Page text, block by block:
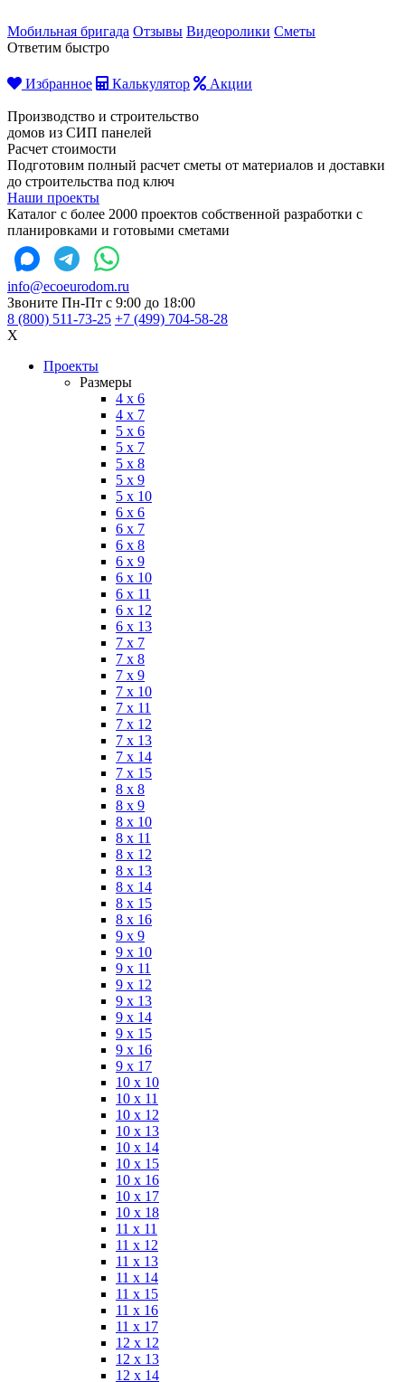
Мобильная бригада Отзывы Видеоролики Сметы
Ответим быстро
Избранное Калькулятор Акции
Производство и строительство
домов из СИП панелей
Расчет стоимости
Подготовим полный расчет сметы от материалов и доставки
до строительства под ключ
Наши проекты
Каталог с более 2000 проектов собственной разработки с
планировками и готовыми сметами
info@ecoeurodom.ru
Звоните Пн-Пт с 9:00 до 18:00
8 (800) 511-73-25 +7 (499) 704-58-28
X
Проекты
Размеры
4 x 6
4 x 7
5 x 6
5 x 7
5 x 8
5 x 9
5 x 10
6 x 6
6 x 7
6 x 8
6 x 9
6 x 10
6 x 11
6 x 12
6 x 13
7 x 7
7 x 8
7 x 9
7 x 10
7 x 11
7 x 12
7 x 13
7 x 14
7 x 15
8 x 8
8 x 9
8 x 10
8 x 11
8 x 12
8 x 13
8 x 14
8 x 15
8 x 16
9 x 9
9 x 10
9 x 11
9 x 12
9 x 13
9 x 14
9 x 15
9 x 16
9 x 17
10 x 10
10 x 11
10 x 12
10 x 13
10 x 14
10 x 15
10 x 16
10 x 17
10 x 18
11 x 11
11 x 12
11 x 13
11 x 14
11 x 15
11 x 16
11 x 17
12 x 12
12 x 13
12 x 14